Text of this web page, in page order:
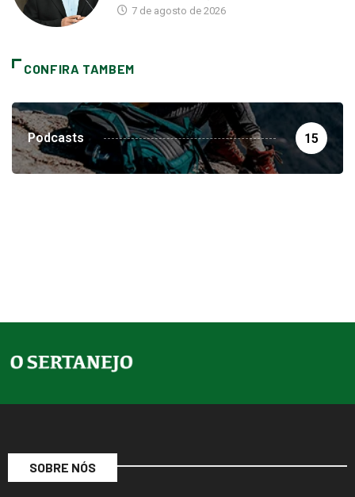
7 de agosto de 2026
CONFIRA TAMBEM
Podcasts 15
SOBRE NÓS